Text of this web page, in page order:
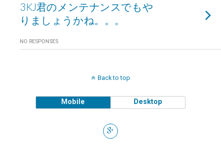
3KJ君のメンテナンスでもや
りましょうかね。。。
NO RESPONSES
Back to top
Mobile Desktop